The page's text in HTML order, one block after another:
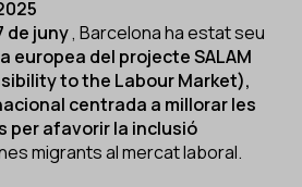
de juny, Barcelona ha estat seu
europea del projecte SALAM
to the Labour Market),
centrada a millorar les
per afavorir la inclusió
migrants al mercat laboral.